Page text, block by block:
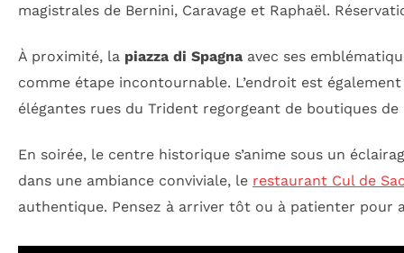
magistrales de Bernini, Caravage et Raphaël.
À proximité, la piazza di Spagna avec ses
comme étape incontournable. L’endroit est
élégantes rues du Trident regorgeant de boutiques
En soirée, le centre historique s’anime sous un
dans une ambiance conviviale, le restaurant Cul de
authentique. Pensez à arriver tôt ou à patienter pour